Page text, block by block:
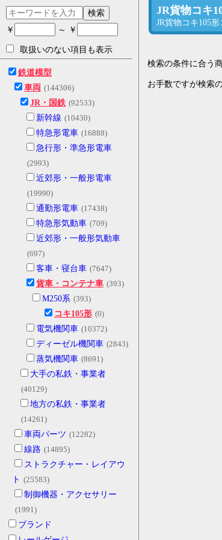
検索
￥ ～ ￥
取扱いのない項目も表示
鉄道模型
車両 (144306)
JR・国鉄 (92533)
新幹線 (10430)
特急形電車 (16888)
急行形・準急形電車
(2993)
近郊形・一般形電車
(19990)
通勤形電車 (17438)
特急形気動車 (709)
近郊形・一般形気動車
(697)
客車・寝台車 (7647)
貨車・コンテナ車 (393)
M250系 (393)
コキ105形 (0)
電気機関車 (10372)
ディーゼル機関車 (2843)
蒸気機関車 (8691)
大手の私鉄・事業者
(40129)
地方の私鉄・事業者
(14261)
車両パーツ (12282)
線路 (14895)
ストラクチャー・レイアウ
ト (25583)
制御機器・アクセサリー
(1991)
ブランド
JR貨物コキ
JR貨物コキ105
検索の条件に合う
お手数ですが検索